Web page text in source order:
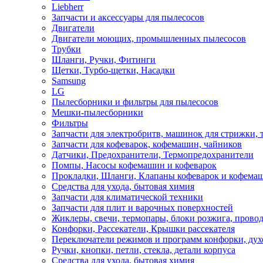
Liebherr
Запчасти и аксессуары для пылесосов
Двигатели
Двигатели моющих, промышленных пылесосов
Трубки
Шланги, Ручки, Фитинги
Щетки, Турбо-щетки, Насадки
Samsung
LG
Пылесборники и фильтры для пылесосов
Мешки-пылесборники
Фильтры
Запчасти для электробритв, машинок для стрижки,
Запчасти для кофеварок, кофемашин, чайников
Датчики, Предохранители, Термопредохранители
Помпы, Насосы кофемашин и кофеварок
Прокладки, Шланги, Клапаны кофеварок и
Средства для ухода, бытовая химия
Запчасти для климатической техники
Запчасти для плит и варочных поверхностей
Жиклеры, свечи, термопары, блоки розжига,
Конфорки, Рассекатели, Крышки рассекателя
Переключатели режимов и программ конфорки,
Ручки, кнопки, петли, стекла, детали корпуса
Средства для ухода, бытовая химия